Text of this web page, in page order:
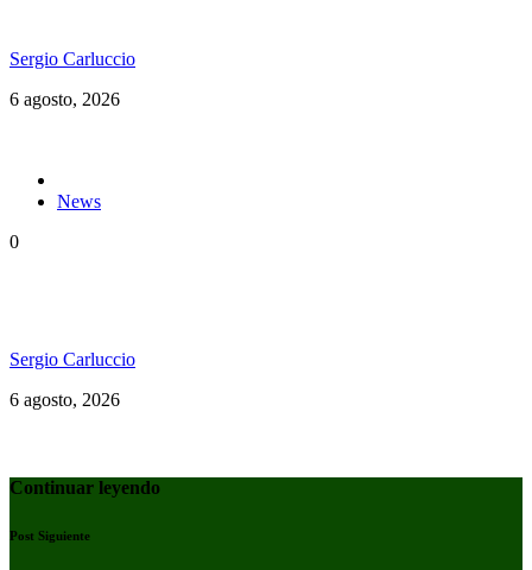
Sergio Carluccio
6 agosto, 2026
News
0
Sergio Carluccio
6 agosto, 2026
Continuar leyendo
Post Siguiente